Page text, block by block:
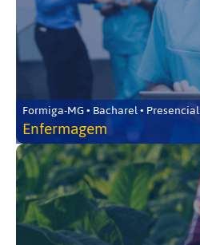
Formiga-MG • Bacharel • Presencial
Enfermagem